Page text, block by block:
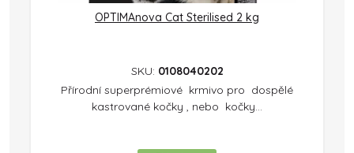
OPTIMAnova Cat Sterilised 2 kg
SKU: 0108040202
Přírodní superprémiové krmivo pro dospělé
kastrované kočky , nebo kočky...